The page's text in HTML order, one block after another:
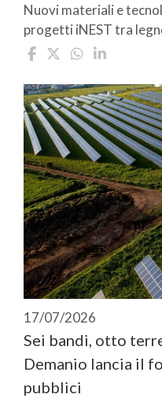
Nuovi materiali e
progetti iNEST tra
17/07/2026
Sei bandi, otto
Demanio lancia il
pubblici